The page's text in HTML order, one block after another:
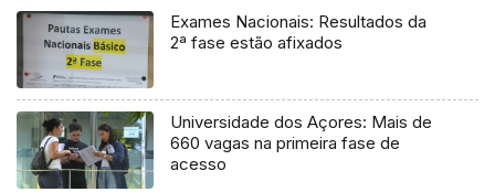
Exames Nacionais: Resultados da
2ª fase estão afixados
Universidade dos Açores: Mais de
660 vagas na primeira fase de
acesso